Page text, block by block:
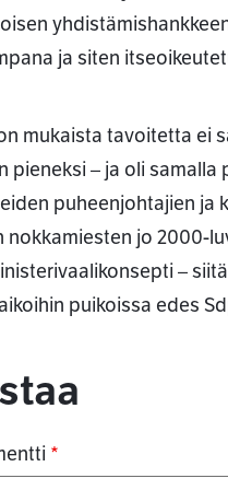
ja siten
mukaista tavoitetta ei
pieneksi – ja oli
puheenjohtajien ja
nokkamiesten jo 2000-
–
puikoissa edes
*